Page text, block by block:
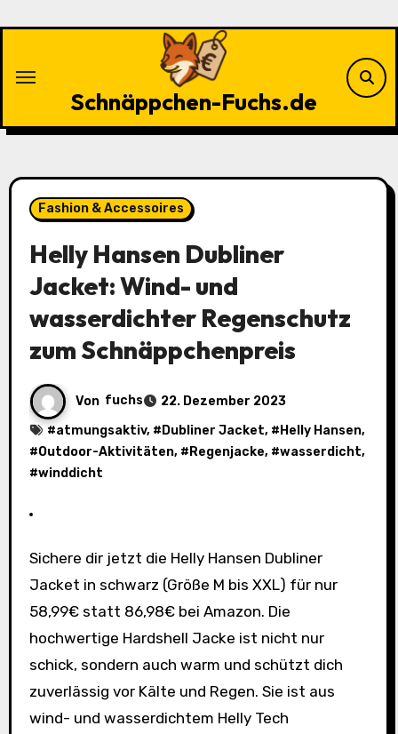
Schnäppchen-Fuchs.de
Fashion & Accessoires
Helly Hansen Dubliner
Jacket: Wind- und
wasserdichter Regenschutz
zum Schnäppchenpreis
Von fuchs
22. Dezember 2023
#atmungsaktiv, # Dubliner Jacket, # Helly Hansen,
#Outdoor-Aktivitäten, # Regenjacke, #wasserdicht,
#winddicht
Sichere dir jetzt die Helly Hansen Dubliner
Jacket in schwarz (Größe M bis XXL) für nur
58,99€ statt 86,98€ bei Amazon. Die
hochwertige Hardshell Jacke ist nicht nur
schick, sondern auch warm und schützt dich
zuverlässig vor Kälte und Regen. Sie ist aus
wind- und wasserdichtem Helly Tech